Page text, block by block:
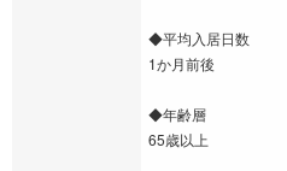
◆平均入居日数
1か月前後
◆年齢層
65歳以上